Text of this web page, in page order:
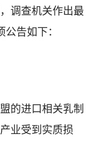
调查机关作出最
告如下：
的进口相关乳制
业受到实质损